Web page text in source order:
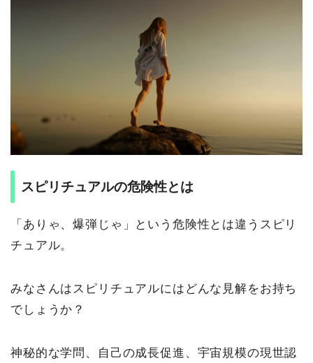
スピリチュアルの危険性とは
「ありゃ、爆弾じゃ」という危険性とは違うスピリ
チュアル。
みなさんはスピリチュアルにはどんな見解をお持ち
でしょうか？
神秘的な学問、自己の成長促進、宇宙規模の現世認